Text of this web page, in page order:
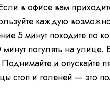
в офисе вам
каждую
5 минут походите по
погулять на улице.
Поднимайте и опускайте
стоп и голеней — это